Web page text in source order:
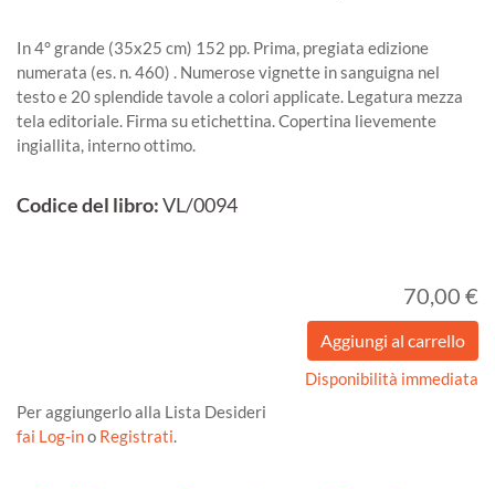
In 4° grande (35x25 cm) 152 pp. Prima, pregiata edizione
numerata (es. n. 460) . Numerose vignette in sanguigna nel
testo e 20 splendide tavole a colori applicate. Legatura mezza
tela editoriale. Firma su etichettina. Copertina lievemente
ingiallita, interno ottimo.
Codice del libro:VL/0094
70,00 €
Disponibilità immediata
Per aggiungerlo alla Lista Desideri
fai Log-ino Registrati.